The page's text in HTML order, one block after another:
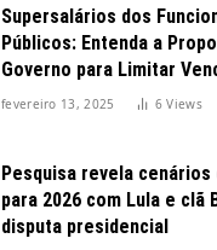
Supersalários dos
Públicos: Entenda a
Governo para Limitar
2025
fevereiro 13, 2025 6Views
Pesquisa revela
para 2026 com Lula e clã
disputa presidencial